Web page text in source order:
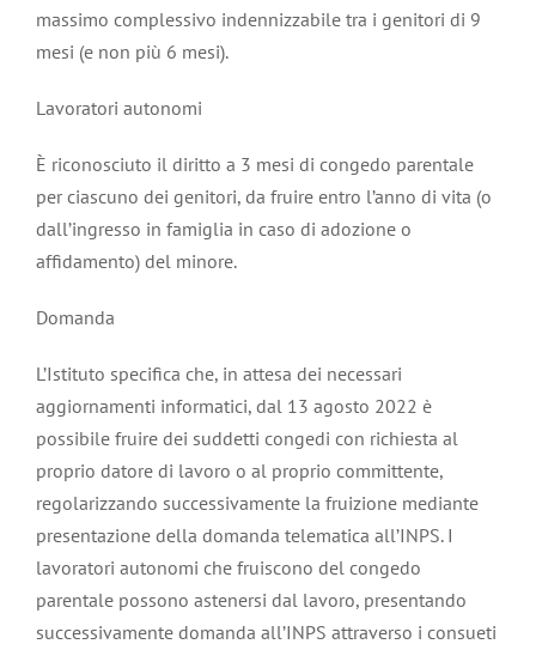
massimo complessivo indennizzabile tra i genitori di 9
mesi (e non più 6 mesi).
Lavoratori autonomi
È riconosciuto il diritto a 3 mesi di congedo parentale
per ciascuno dei genitori, da fruire entro l’anno di vita (o
dall’ingresso in famiglia in caso di adozione o
affidamento) del minore.
Domanda
L’Istituto specifica che, in attesa dei necessari
aggiornamenti informatici, dal 13 agosto 2022 è
possibile fruire dei suddetti congedi con richiesta al
proprio datore di lavoro o al proprio committente,
regolarizzando successivamente la fruizione mediante
presentazione della domanda telematica all’INPS. I
lavoratori autonomi che fruiscono del congedo
parentale possono astenersi dal lavoro, presentando
successivamente domanda all’INPS attraverso i consueti